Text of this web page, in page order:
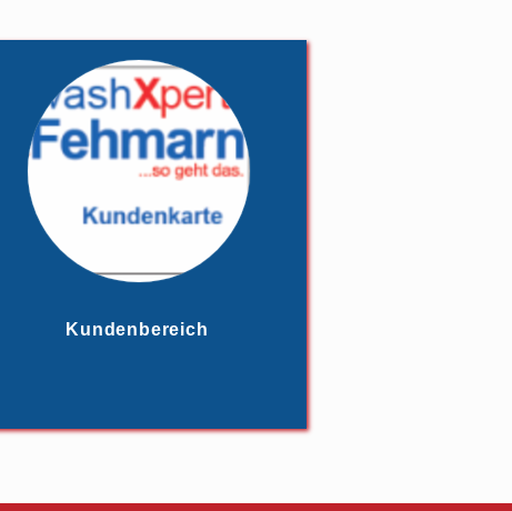
Kundenbereich
Kundenbereich
Kundenkarte mit Bonusfunktion
können Sie, als Kundenkarteninhaber
3 Euro pro Karte, erhältlich an der
Waschstraßenkasse), Ihr Kundenkonto
komplett selbstständig verwalten.